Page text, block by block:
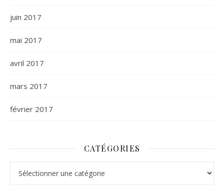
juin 2017
mai 2017
avril 2017
mars 2017
février 2017
CATÉGORIES